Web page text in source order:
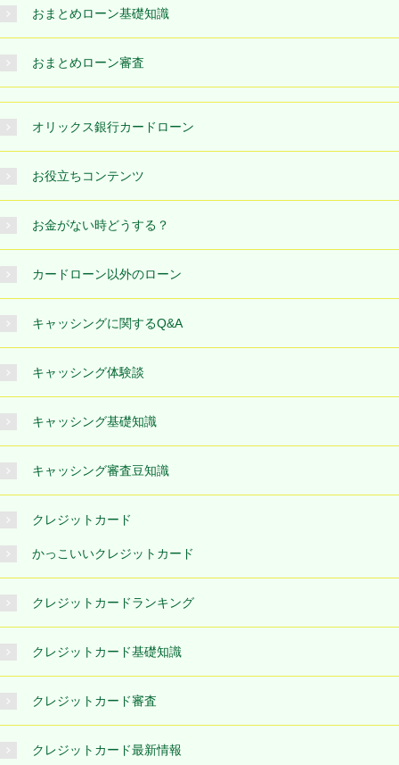
おまとめローン基礎知識
おまとめローン審査
オリックス銀行カードローン
お役立ちコンテンツ
お金がない時どうする？
カードローン以外のローン
キャッシングに関するQ&A
キャッシング体験談
キャッシング基礎知識
キャッシング審査豆知識
クレジットカード
かっこいいクレジットカード
クレジットカードランキング
クレジットカード基礎知識
クレジットカード審査
クレジットカード最新情報